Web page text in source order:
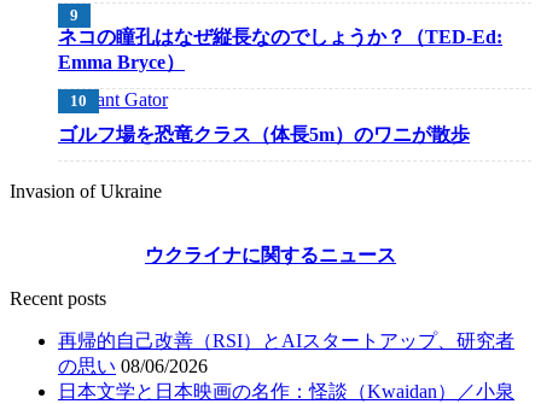
ネコの瞳孔はなぜ縦長なのでしょうか？（TED-Ed:
Emma Bryce）
ゴルフ場を恐竜クラス（体長5m）のワニが散歩
Invasion of Ukraine
ウクライナに関するニュース
Recent posts
再帰的自己改善（RSI）とAIスタートアップ、研究者
の思い 08/06/2026
日本文学と日本映画の名作：怪談（Kwaidan）／小泉